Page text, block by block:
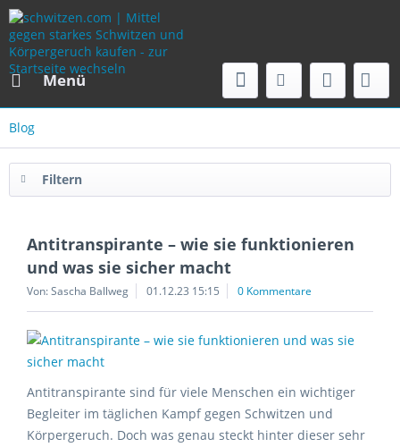
Menü
Blog
Filtern
Antitranspirante – wie sie funktionieren
und was sie sicher macht
Von: Sascha Ballweg 01.12.23 15:15 0 Kommentare
Antitranspirante sind für viele Menschen ein wichtiger
Begleiter im täglichen Kampf gegen Schwitzen und
Körpergeruch. Doch was genau steckt hinter dieser sehr